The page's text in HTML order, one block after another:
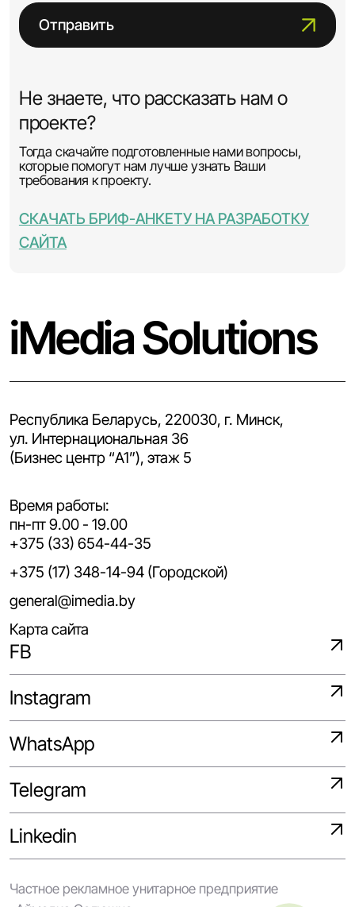
Отправить
Не знаете, что рассказать нам о
проекте?
Тогда скачайте подготовленные нами вопросы,
которые помогут нам лучше узнать Ваши
требования к проекту.
СКАЧАТЬ БРИФ-АНКЕТУ НА РАЗРАБОТКУ
САЙТА
iMedia Solutions
Республика Беларусь, 220030, г. Минск,
ул. Интернациональная 36
(Бизнес центр “A1”), этаж 5
Время работы:
пн-пт 9.00 - 19.00
+375 (33) 654-44-35
+375 (17) 348-14-94 (Городской)
general@imedia.by
Карта сайта
FB
Instagram
WhatsApp
Telegram
Linkedin
Частное рекламное унитарное предприятие